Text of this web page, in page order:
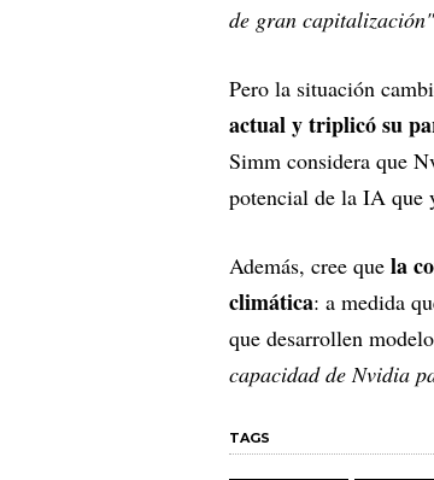
de gran capitalización"
Pero la situación
actual y triplicó su
Simm considera que
potencial de la IA que
Además, cree que la
climática: a medida
que desarrollen
capacidad de Nvidia
TAGS